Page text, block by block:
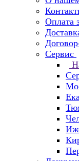
Оплата
Сервис